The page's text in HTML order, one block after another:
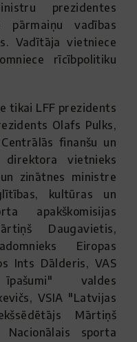
prezidentes
pārmaiņu vadības
Vadītāja vietniece
rīcībpolitiku
tikai LFF prezidents
Olafs Pulks,
finanšu un
direktora vietnieks
zinātnes ministre
kultūras un
apakškomisijas
Daugavietis,
Eiropas
Ints Dālderis, VAS
valdes
VSIA "Latvijas
Mārtiņš
sporta